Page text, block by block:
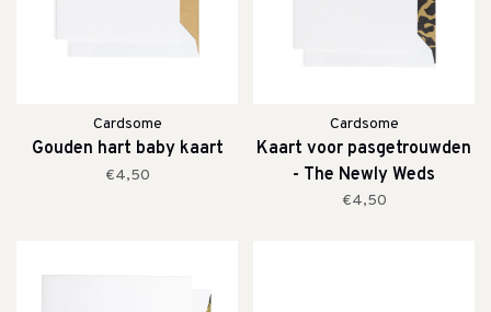
Cardsome
Gouden hart baby kaart
€4,50
Cardsome
Kaart voor pasgetrouwden
- The Newly Weds
€4,50